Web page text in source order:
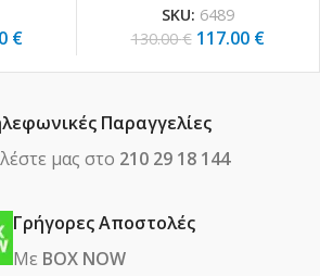
€
SKU: 6489
130.00€ 117.00 €
Παραγγελίες
μας στο 210 29 18 144
Γρήγορες Αποστολές
Με BOX NOW